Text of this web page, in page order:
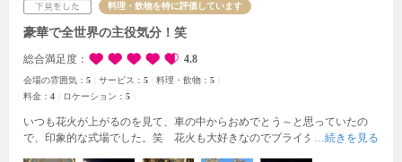
料理・飲物を特に評価しています
豪華で全世界の主役気分！笑
総合満足度 4.8
会場の雰囲気： 5 サービス： 5 料理・飲物： 5
料金： 4 ロケーション： 5
いつも花火が上がるのを見て、車の中からおめでとう～と思っていたの
で、印象的な式場でした。笑 花火も大好きなのでブライダルフェア参加